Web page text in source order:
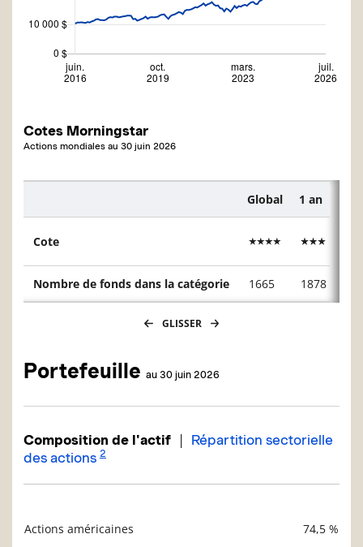
Cotes Morningstar
Actions mondiales au 30 juin 2026
Global 1 an
Cote
Nombre de fonds dans la catégorie 1665 1878
GLISSER
Portefeuille au 30 juin 2026
Composition de l'actif | Répartition sectorielle
des actions 2
Actions américaines
74,5 %